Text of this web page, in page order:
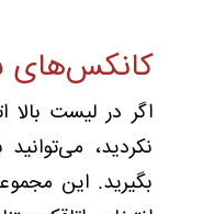
کانکس‌های
اگر در لیست بالا
نکردید،
بگیرید. این